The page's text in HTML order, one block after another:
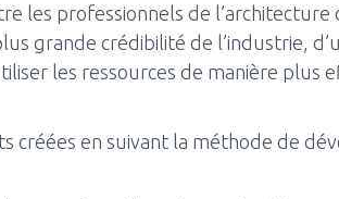
les professionnels de l’architecture
grande crédibilité de l’industrie,
les ressources de manière plus
créées en suivant la méthode de